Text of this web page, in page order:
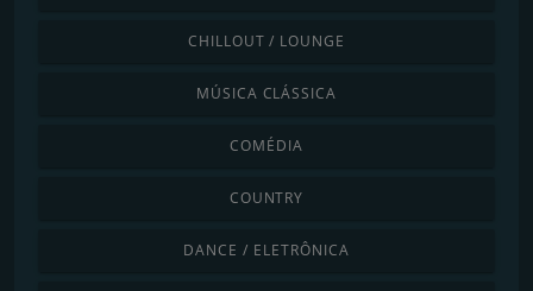
CHILLOUT / LOUNGE
MÚSICA CLÁSSICA
COMÉDIA
COUNTRY
DANCE / ELETRÔNICA